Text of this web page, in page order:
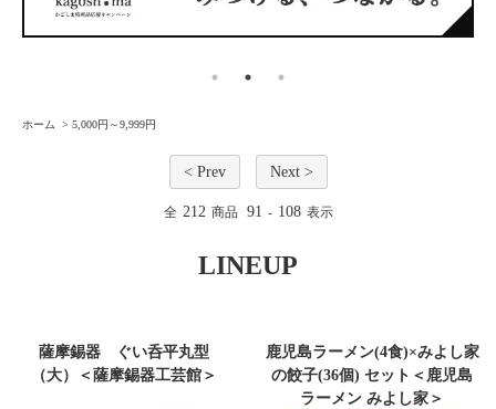
ホーム > 5,000円～9,999円
< Prev Next >
全 212 商品 91 - 108 表示
LINEUP
薩摩錫器 ぐい呑平丸型
（大）＜薩摩錫器工芸館＞
鹿児島ラーメン(4食)×みよし家
の餃子(36個) セット＜鹿児島
ラーメン みよし家＞